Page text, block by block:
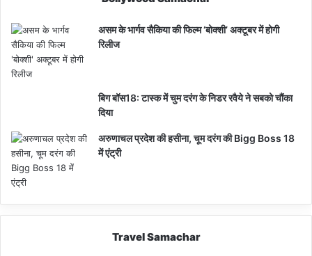
असम के भार्गव सैकिया की फिल्म ‘बोक्शी’ अक्टूबर में होगी
रिलीज
बिग बॉस18: टास्क में चुम दरंग के निडर रवैये ने सबको चौंका
दिया
अरुणाचल प्रदेश की हसीना, चूम दरंग की Bigg Boss 18
में एंट्री
Travel Samachar